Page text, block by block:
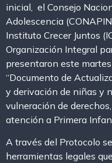
inicial, el Consejo
Adolescencia
Instituto Crecer Juntos
Organización Integral
presentaron este
“Documento de
y derivación de niñas y
vulneración de
atención a Primera
A través del Protocolo
herramientas legales